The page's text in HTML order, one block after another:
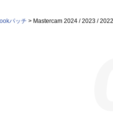
パッチ > Mastercam 2024 / 2023 /